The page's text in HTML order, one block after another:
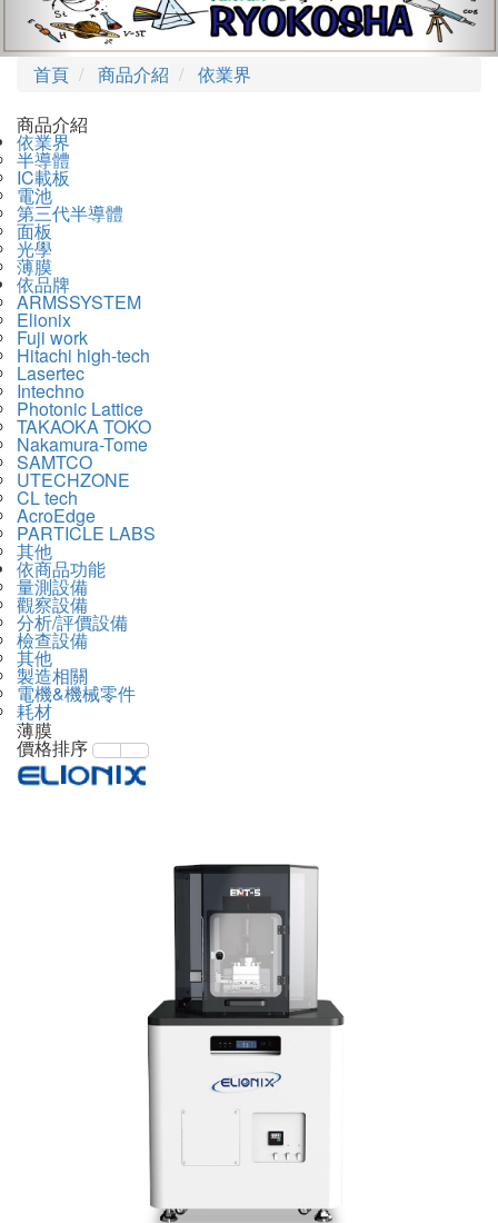
首頁 商品介紹
依業界
商品介紹
依業界
半導體
IC載板
電池
第三代半導體
面板
光學
薄膜
依品牌
ARMSSYSTEM
Elionix
Fuji work
Hitachi high-tech
Lasertec
Intechno
Photonic Lattice
TAKAOKA TOKO
Nakamura-Tome
SAMTCO
UTECHZONE
CL tech
AcroEdge
PARTICLE LABS
其他
依商品功能
量測設備
觀察設備
分析/評價設備
檢查設備
其他
製造相關
電機&機械零件
耗材
薄膜
價格排序